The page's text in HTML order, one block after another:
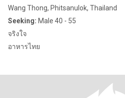
Wang Thong, Phitsanulok, Thailand
Seeking: Male 40 - 55
จริงใจ
อาหารไทย